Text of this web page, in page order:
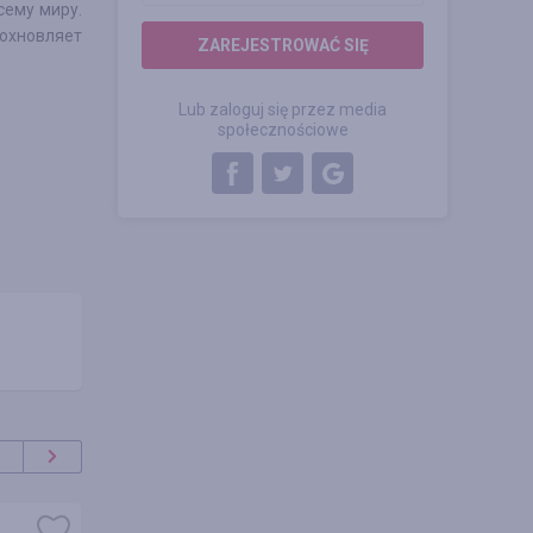
ZAREJESTROWAĆ SIĘ
Lub zaloguj się przez media
społecznościowe
миру.